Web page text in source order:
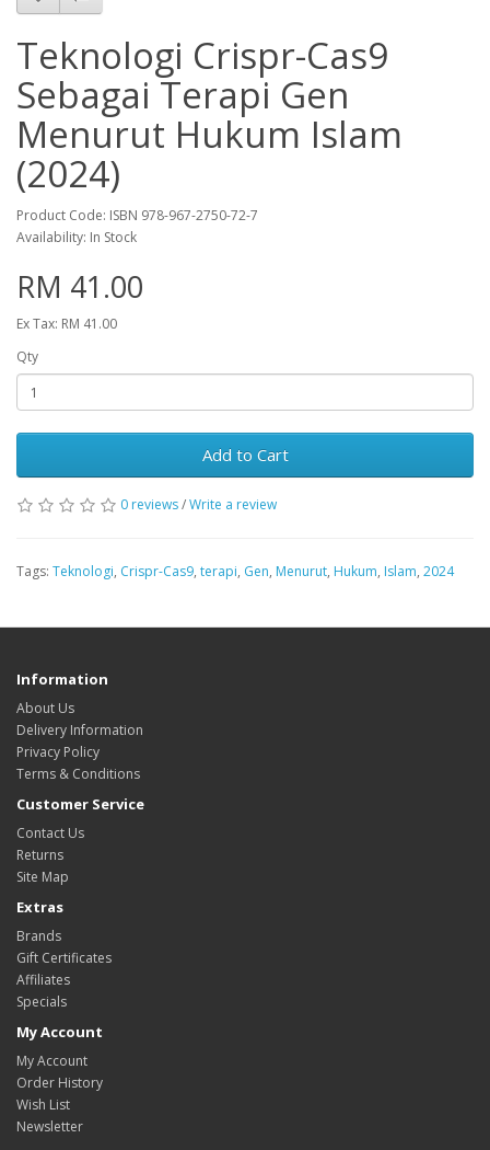
Teknologi Crispr-Cas9
Sebagai Terapi Gen
Menurut Hukum Islam
(2024)
Product Code: ISBN 978-967-2750-72-7
Availability: In Stock
RM 41.00
Ex Tax: RM 41.00
Qty
Add to Cart
0 reviews/Write a review
Tags: Teknologi, Crispr-Cas9, terapi, Gen, Menurut, Hukum, Islam, 2024
Information
About Us
Delivery Information
Privacy Policy
Terms & Conditions
Customer Service
Contact Us
Returns
Site Map
Extras
Brands
Gift Certificates
Affiliates
Specials
My Account
My Account
Order History
Wish List
Newsletter